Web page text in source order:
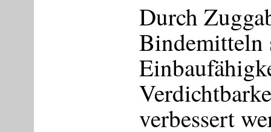
Durch
Bindemitteln
verbessert